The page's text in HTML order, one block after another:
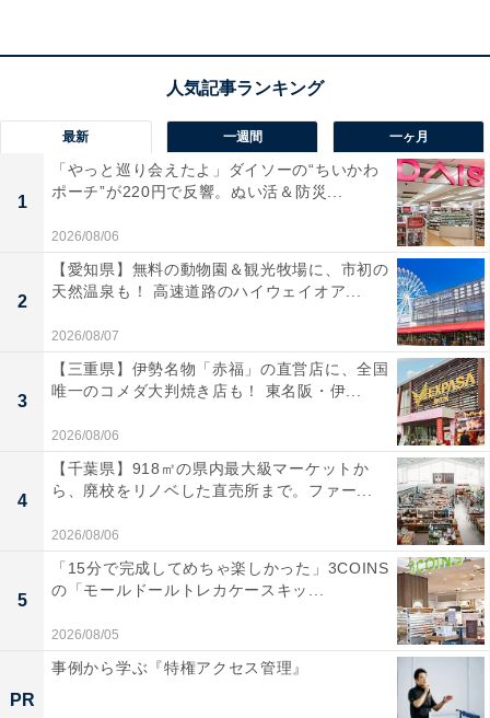
話しました。
「親がどちらも70代で高齢」
実家暮らしを選んでいる理由を尋ねると「親がどちらも
70代で高齢のため、両親の身体が心配であること」を明
かし、さらに「一人暮らしだと家賃や光熱費などの出費
が実家暮らしより多いため、実家暮らしの方が一人暮ら
最新 一週間 一ヶ月
1
「やっと巡り会えたよ」ダイソーの“ちいかわ
ポーチ”が220円で反響。ぬい活＆防災...
2026/08/06
2
【愛知県】無料の動物園＆観光牧場に、市初の
天然温泉も！ 高速道路のハイウェイオア...
2026/08/07
3
【三重県】伊勢名物「赤福」の直営店に、全国
唯一のコメダ大判焼き店も！ 東名阪・伊...
2026/08/06
4
【千葉県】918㎡の県内最大級マーケットか
ら、廃校をリノベした直売所まで。ファー...
2026/08/06
5
「15分で完成してめちゃ楽しかった」3COINS
の「モールドールトレカケースキッ...
2026/08/05
PR
事例から学ぶ『特権アクセス管理』